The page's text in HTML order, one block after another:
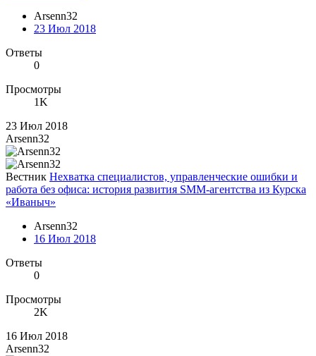
Arsenn32
23 Июл 2018
Ответы
0
Просмотры
1K
23 Июл 2018
Arsenn32
Вестник Нехватка специалистов, управленческие ошибки и
работа без офиса: история развития SMM-агентства из Курска
«Иваныч»
Arsenn32
16 Июл 2018
Ответы
0
Просмотры
2K
16 Июл 2018
Arsenn32